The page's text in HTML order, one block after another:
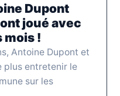
Dupont
joué avec
mois !
Antoine Dupont et
plus entretenir le
sur les